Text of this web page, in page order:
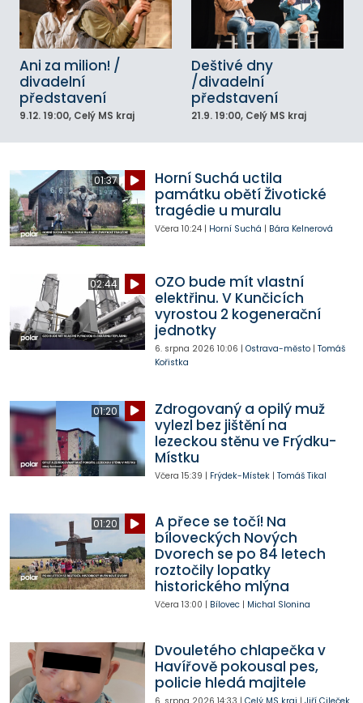
Ani za milion! /
divadelní
představení
9.12. 19:00, Celý MS kraj
Deštivé dny
/divadelní
představení
21.9. 19:00, Celý MS kraj
01:37
Horní Suchá uctila
památku obětí Životické
tragédie u muralu
Včera 10:24| Horní Suchá | Bára Kelnerová
02:44
OZO bude mít vlastní
elektřinu. V Kunčicích
vyrostou 2 kogenerační
jednotky
6. srpna 2026 10:06 | Ostrava-město| Tomáš
Kořistka
01:20
Zdrogovaný a opilý muž
vylezl bez jištění na
lezeckou stěnu ve Frýdku-
Místku
Včera 15:39 | Frýdek-Místek| Tomáš Tikal
01:20
A přece se točí! Na
bíloveckých Nových
Dvorech se po 84 letech
roztočily lopatky
historického mlýna
Včera 13:00 | Bílovec| Michal Slonina
Dvouletého chlapečka v
Havířově pokousal pes,
policie hledá majitele